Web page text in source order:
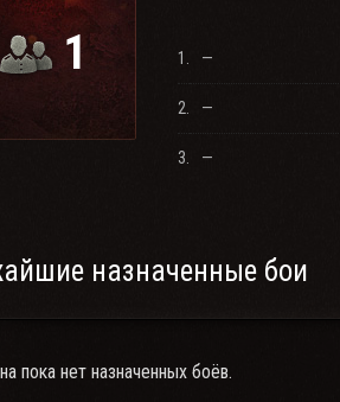
комфортной игры и
1 1. —
2. —
3. —
назначенные бои
пока нет назначенных боёв.